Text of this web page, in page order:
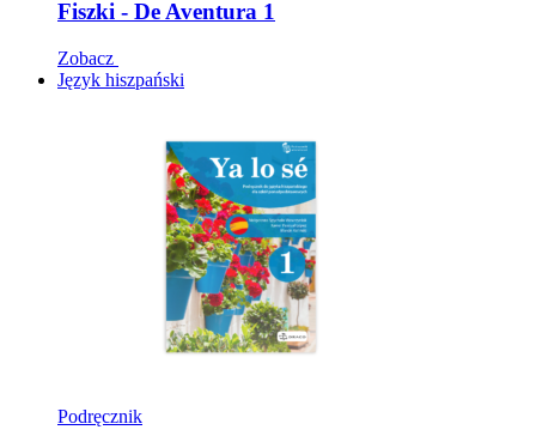
Fiszki - De Aventura 1
Zobacz
Język hiszpański
Podręcznik